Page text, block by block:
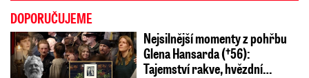
DOPORUČUJEME
Nejsilnější momenty z pohřbu
Glena Hansarda (†56):
Tajemství rakve, hvězdní…